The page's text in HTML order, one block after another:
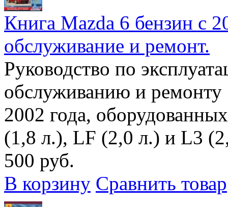
Книга Mazda 6 бензин с
обслуживание и ремонт.
Руководство по
обслуживанию и
2002 года,
(1,8 л.), LF (2,0 л.) и L3
500 руб.
В корзину Сравнить товар